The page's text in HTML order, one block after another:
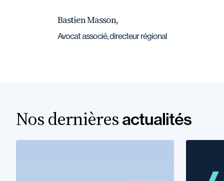
Bastien Masson,
Avocat associé, directeur régional
Nos dernières actualités